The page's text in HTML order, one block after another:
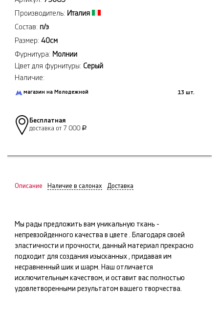
Производитель: Италия
Состав: п/э
Размер: 40см
Фурнитура: Молнии
Цвет для фурнитуры: Серый
Наличие:
магазин на Молодежной 13 шт.
Бесплатная
доставка от 7 000 Р
Описание Наличие в салонах Доставка
Мы рады предложить вам уникальную ткань -
непревзойденного качества в цвете . Благодаря своей
эластичности и прочности, данный материал прекрасно
подходит для создания изысканных , придавая им
несравненный шик и шарм. Наш отличается
исключительным качеством, и оставит вас полностью
удовлетворенными результатом вашего творчества.